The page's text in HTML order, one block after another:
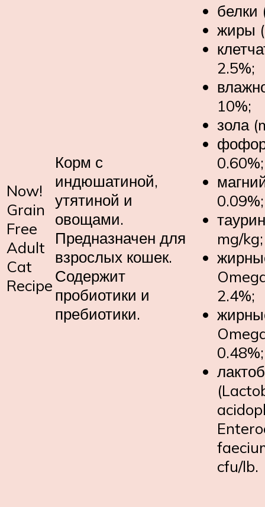
Now!
Grain
Free
Adult
Cat
Recipe
Корм с
индюшатиной,
утятиной и
овощами.
Предназначен для
взрослых кошек.
Содержит
пробиотики и
пребиотики.
белки
жиры
2.5%;
10%;
зола
0.60%;
0.09%;
mg/kg;
2.4%;
0.48%;
cfu/lb.